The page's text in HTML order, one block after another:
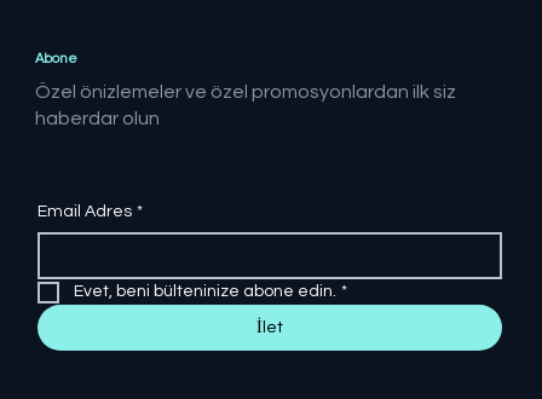
Abone
Özel önizlemeler ve özel promosyonlardan ilk siz
haberdar olun
Email Adres *
Evet, beni bülteninize abone edin. *
İlet